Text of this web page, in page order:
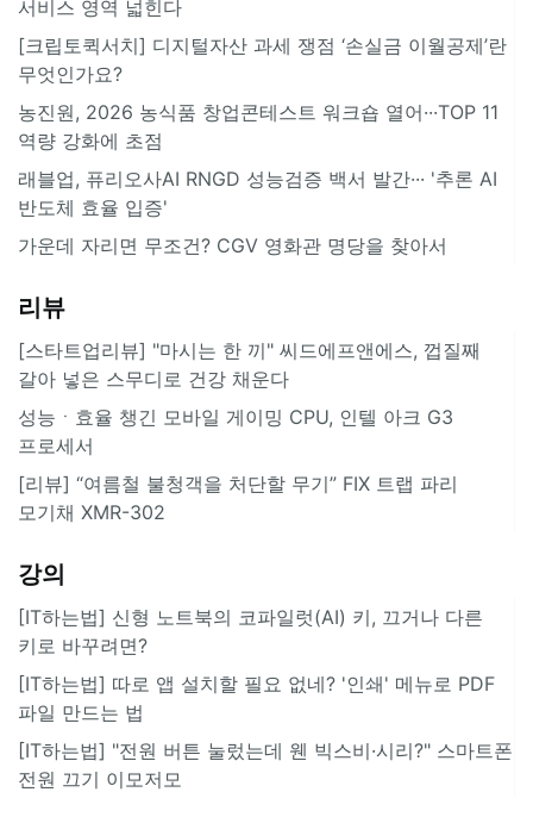
서비스 영역 넓힌다
[크립토퀵서치] 디지털자산 과세 쟁점 ‘손실금 이월공제’란
무엇인가요?
농진원, 2026 농식품 창업콘테스트 워크숍 열어···TOP 11
역량 강화에 초점
래블업, 퓨리오사AI RNGD 성능검증 백서 발간··· '추론 AI
반도체 효율 입증'
가운데 자리면 무조건? CGV 영화관 명당을 찾아서
리뷰
[스타트업리뷰] "마시는 한 끼" 씨드에프앤에스, 껍질째
갈아 넣은 스무디로 건강 채운다
성능ㆍ효율 챙긴 모바일 게이밍 CPU, 인텔 아크 G3
프로세서
[리뷰] “여름철 불청객을 처단할 무기” FIX 트랩 파리
모기채 XMR-302
강의
[IT하는법] 신형 노트북의 코파일럿(AI) 키, 끄거나 다른
키로 바꾸려면?
[IT하는법] 따로 앱 설치할 필요 없네? '인쇄' 메뉴로 PDF
파일 만드는 법
[IT하는법] "전원 버튼 눌렀는데 웬 빅스비·시리?" 스마트폰
전원 끄기 이모저모